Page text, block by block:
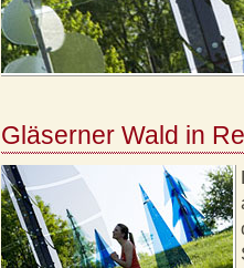
Gläserner Wald in